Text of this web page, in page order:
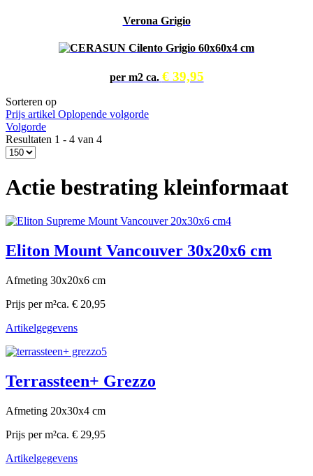
Verona Grigio
per m2 ca. € 39,95
Sorteren op
Prijs artikel Oplopende volgorde
Volgorde
Resultaten 1 - 4 van 4
Actie bestrating kleinformaat
Eliton Mount Vancouver 30x20x6 cm
Afmeting 30x20x6 cm
Prijs per m²ca. € 20,95
Artikelgegevens
Terrassteen+ Grezzo
Afmeting 20x30x4 cm
Prijs per m²ca. € 29,95
Artikelgegevens